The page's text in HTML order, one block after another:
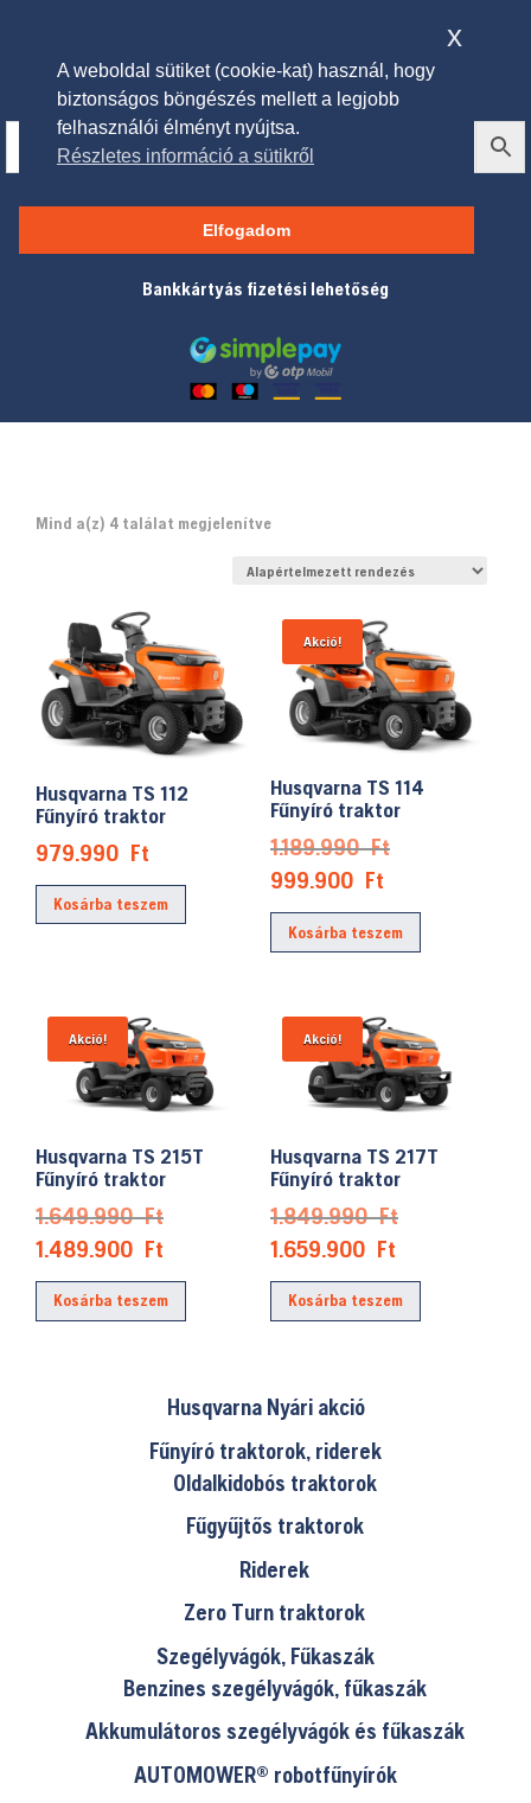
Oldalkidobós traktorok
Bankkártyás fizetési lehetőség
Mind a(z) 4 találat megjelenítve
Husqvarna TS 112
Fűnyíró traktor
979.990 Ft
Kosárba teszem
Akció!
Husqvarna TS 114
Fűnyíró traktor
1.189.990FtOriginal
was:
1.189.990 Ft.
999.900 Ft
price
is:
Kosárba teszem
Akció!
Husqvarna TS 215T
Fűnyíró traktor
1.649.990FtOriginal
was:
1.649.990 Ft.
1.489.900 Ft
price
is:
Kosárba teszem
Akció!
Husqvarna TS 217T
Fűnyíró traktor
1.849.990FtOriginal
was:
1.849.990 Ft.
1.659.900 Ft
price
is:
Kosárba teszem
Husqvarna Nyári akció
Fűnyíró traktorok, riderek
Oldalkidobós traktorok
Fűgyűjtős traktorok
Riderek
Zero Turn traktorok
Szegélyvágók, Fűkaszák
Benzines szegélyvágók, fűkaszák
Akkumulátoros szegélyvágók és fűkaszák
AUTOMOWER® robotfűnyírók
A weboldal sütiket (cookie-kat) használ, hogy
biztonságos böngészés mellett a legjobb
felhasználói élményt nyújtsa.
Részletes információ a sütikről
Elfogadom
x